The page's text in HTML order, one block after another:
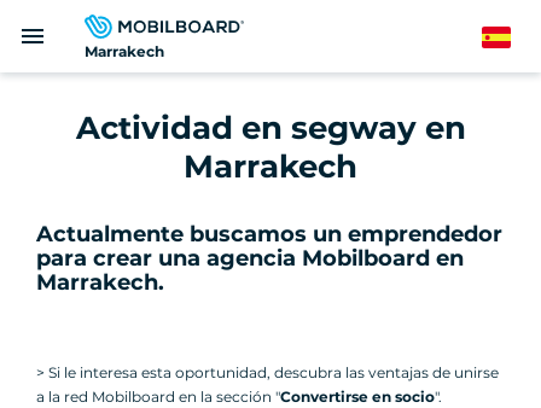
Marrakech
menu Spanish
Actividad en segway en
Marrakech
Actualmente buscamos un emprendedor
para crear una agencia Mobilboard en
Marrakech.
> Si le interesa esta oportunidad, descubra las ventajas de unirse
a la red Mobilboard en la sección "Convertirse en socio".